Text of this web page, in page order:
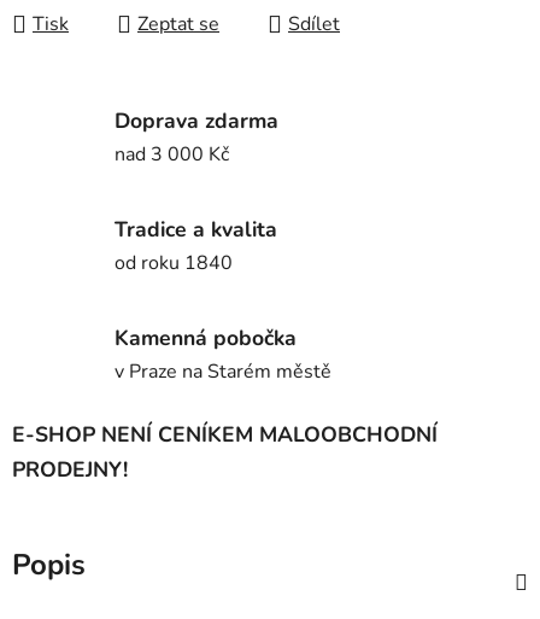
Tisk Zeptat se Sdílet
Doprava zdarma
nad 3 000 Kč
Tradice a kvalita
od roku 1840
Kamenná pobočka
v Praze na Starém městě
E-SHOP NENÍ CENÍKEM MALOOBCHODNÍ
PRODEJNY!
Popis